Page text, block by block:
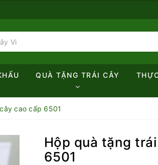
QUÀ TẶNG TRÁI CÂY
cao cấp 6501
Hộp quà tặng
6501